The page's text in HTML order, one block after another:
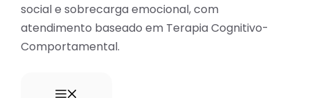
social e sobrecarga emocional, com
atendimento baseado em Terapia Cognitivo-
Comportamental.